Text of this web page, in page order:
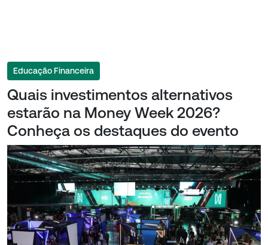
Educação Financeira
Quais investimentos alternativos
estarão na Money Week 2026?
Conheça os destaques do evento